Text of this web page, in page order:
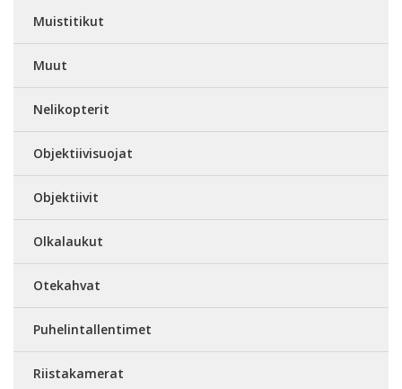
Muistitikut
Muut
Nelikopterit
Objektiivisuojat
Objektiivit
Olkalaukut
Otekahvat
Puhelintallentimet
Riistakamerat